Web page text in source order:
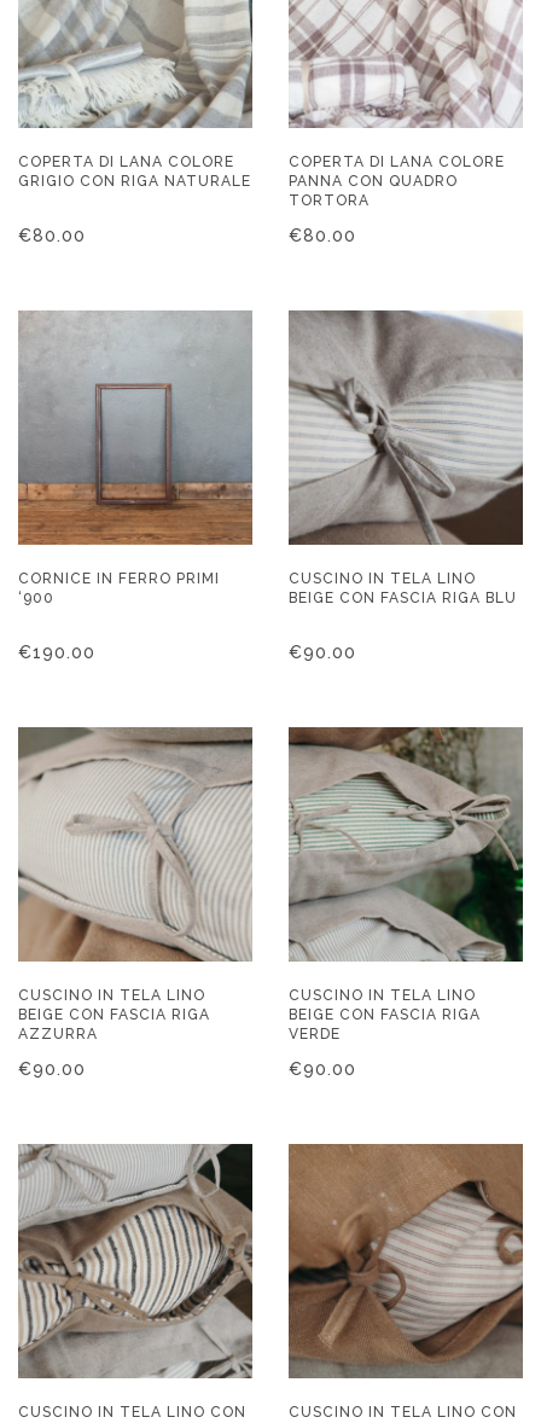
COPERTA DI LANA COLORE
GRIGIO CON RIGA NATURALE
€80.00
COPERTA DI LANA COLORE
PANNA CON QUADRO
TORTORA
€80.00
CORNICE IN FERRO PRIMI
‘900
€190.00
CUSCINO IN TELA LINO
BEIGE CON FASCIA RIGA BLU
€90.00
CUSCINO IN TELA LINO
BEIGE CON FASCIA RIGA
AZZURRA
€90.00
CUSCINO IN TELA LINO
BEIGE CON FASCIA RIGA
VERDE
€90.00
CUSCINO IN TELA LINO CON CUSCINO IN TELA LINO CON